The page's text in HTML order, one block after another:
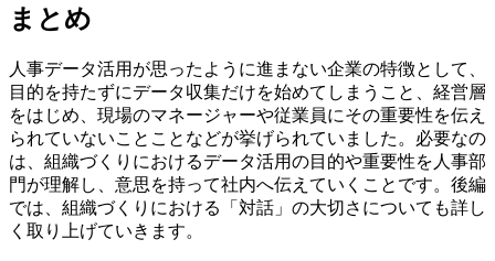
まとめ
人事データ活用が思ったように進まない企業の特徴として、
目的を持たずにデータ収集だけを始めてしまうこと、経営層
をはじめ、現場のマネージャーや従業員にその重要性を伝え
られていないことことなどが挙げられていました。必要なの
は、組織づくりにおけるデータ活用の目的や重要性を人事部
門が理解し、意思を持って社内へ伝えていくことです。後編
では、組織づくりにおける「対話」の大切さについても詳し
く取り上げていきます。